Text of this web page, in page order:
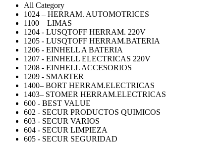
All Category
1024 – HERRAM. AUTOMOTRICES
1100 – LIMAS
1204 - LUSQTOFF HERRAM. 220V
1205 - LUSQTOFF HERRAM.BATERIA
1206 - EINHELL A BATERIA
1207 - EINHELL ELECTRICAS 220V
1208 - EINHELL ACCESORIOS
1209 - SMARTER
1400– BORT HERRAM.ELECTRICAS
1403– STOMER HERRAM.ELECTRICAS
600 - BEST VALUE
602 - SECUR PRODUCTOS QUIMICOS
603 - SECUR VARIOS
604 - SECUR LIMPIEZA
605 - SECUR SEGURIDAD